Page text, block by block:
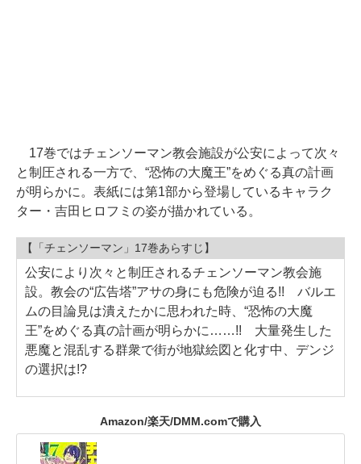
17巻ではチェンソーマン教会施設が公安によって次々
と制圧される一方で、“恐怖の大魔王”をめぐる真の計画
が明らかに。表紙には第1部から登場しているキャラク
ター・吉田ヒロフミの姿が描かれている。
【「チェンソーマン」17巻あらすじ】
公安により次々と制圧されるチェンソーマン教会施
設。教会の“広告塔”アサの身にも危険が迫る!! バルエ
ムの目論見は潰えたかに思われた時、“恐怖の大魔
王”をめぐる真の計画が明らかに……!! 大量発生した
悪魔と混乱する群衆で街が地獄絵図と化す中、デンジ
の選択は!?
Amazon/楽天/DMM.comで購入